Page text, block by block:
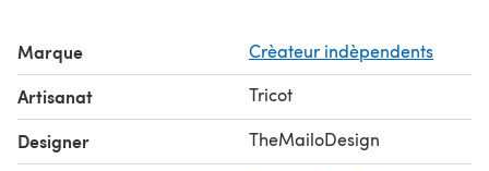
Perfect fits to S – M
Marque Crèateur indèpendents
Artisanat Tricot
Designer TheMailoDesign